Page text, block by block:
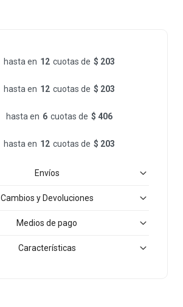
hasta en 12 cuotas de $ 203
hasta en 12 cuotas de $ 203
hasta en 6 cuotas de $ 406
hasta en 12 cuotas de $ 203
Envíos
Cambios y Devoluciones
Medios de pago
Características